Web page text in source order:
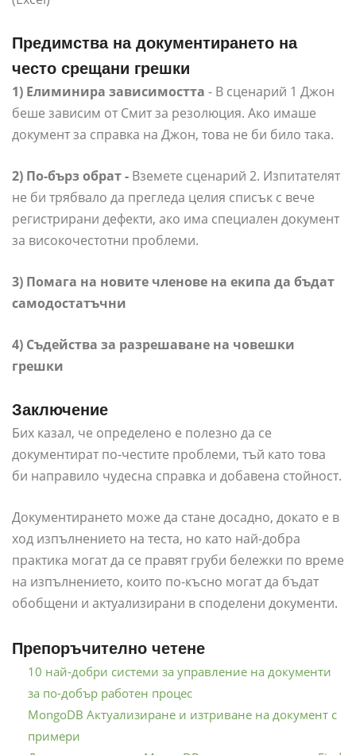
Предимства на документирането на
често срещани грешки
1) Елиминира зависимостта - В сценарий 1 Джон
беше зависим от Смит за резолюция. Ако имаше
документ за справка на Джон, това не би било така.
2) По-бърз обрат - Вземете сценарий 2. Изпитателят
не би трябвало да прегледа целия списък с вече
регистрирани дефекти, ако има специален документ
за високочестотни проблеми.
3) Помага на новите членове на екипа да бъдат
самодостатъчни
4) Съдейства за разрешаване на човешки
грешки
Заключение
Бих казал, че определено е полезно да се
документират по-честите проблеми, тъй като това
би направило чудесна справка и добавена стойност.
Документирането може да стане досадно, докато е в
ход изпълнението на теста, но като най-добра
практика могат да се правят груби бележки по време
на изпълнението, които по-късно могат да бъдат
обобщени и актуализирани в споделени документи.
Препоръчително четене
10 най-добри системи за управление на документи
за по-добър работен процес
MongoDB Актуализиране и изтриване на документ с
примери